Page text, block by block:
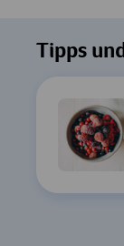
Tipps